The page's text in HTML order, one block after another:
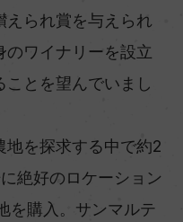
えられ賞を与えられ
のワイナリーを設立
ことを望んでいまし
地を探求する中で約2
絶好のロケーション
を購入。サンマルテ